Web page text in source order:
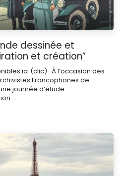
dessinée et
et création”
ici (clic) . À l’occasion des
Francophones de
journée d’étude
...